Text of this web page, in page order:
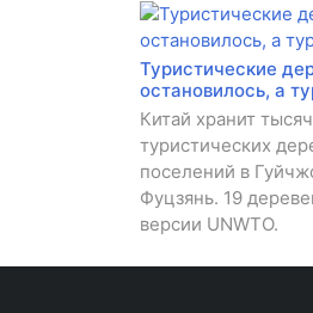
Туристические
остановилось, а
Китай хранит
туристических
поселений в
Фуцзянь. 19
версии UNWTO.